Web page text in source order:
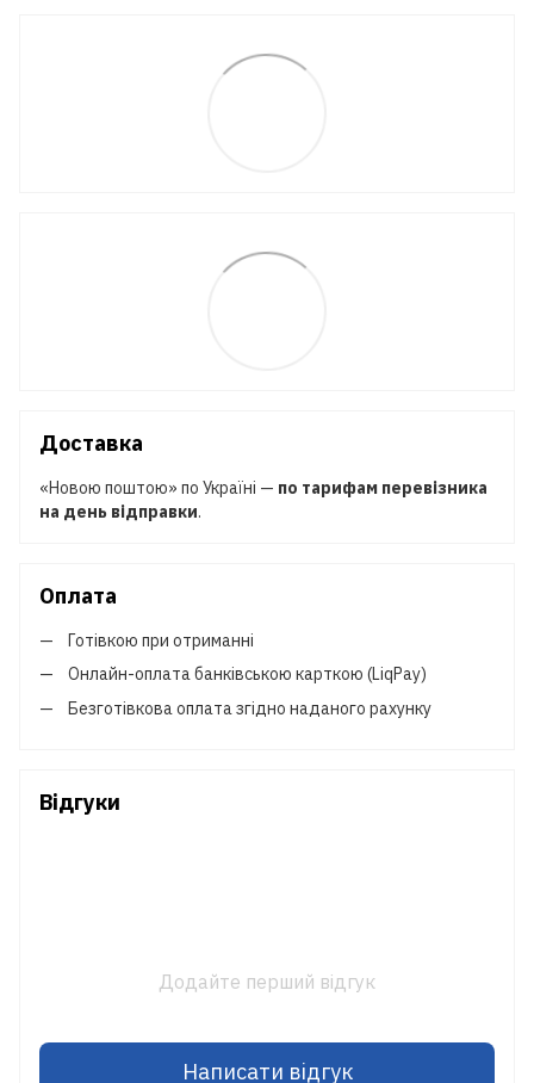
Доставка
«Новою поштою» по Україні — по тарифам перевізника
на день відправки.
Оплата
Готівкою при отриманні
Онлайн-оплата банківською карткою (LiqPay)
Безготівкова оплата згідно наданого рахунку
Відгуки
Додайте перший відгук
Написати відгук